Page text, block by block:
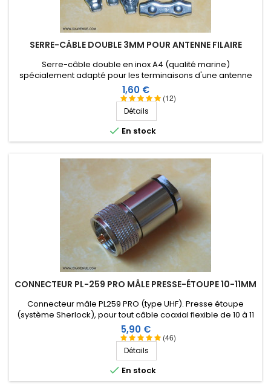
SERRE-CÂBLE DOUBLE 3MM POUR ANTENNE FILAIRE
(12)
Serre-câble double en inox A4 (qualité marine)
spécialement adapté pour les terminaisons d'une antenne
filaire.
Prix
1,60 €
Détails
 En stock
CONNECTEUR PL-259 PRO MÂLE PRESSE-ÉTOUPE 10-11MM
(46)
Connecteur mâle PL259 PRO (type UHF). Presse étoupe
(système Sherlock), pour tout câble coaxial flexible de 10 à 11
mm et spécialement Ultraflex10, Ecoflex10, ZFlex 10. Pin dorée
et isolation Téflon.
Prix
5,90 €
Détails
 En stock